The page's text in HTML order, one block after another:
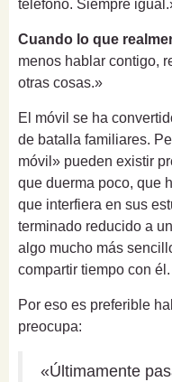
teléfono. Siempre
Cuando lo que
menos hablar contigo,
otras cosas.»
El móvil se ha
de batalla familiares.
móvil» pueden existir
que duerma poco, que
que interfiera en sus
terminado reducido a
algo mucho más
compartir tiempo con él.
Por eso es preferible
preocupa:
«Últimamente